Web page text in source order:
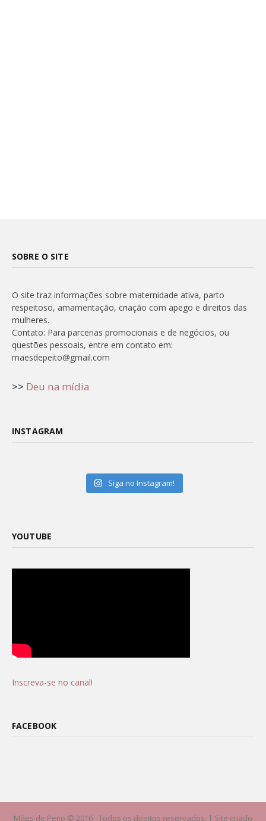
SOBRE O SITE
O site traz informações sobre maternidade ativa, parto
respeitoso, amamentação, criação com apego e direitos das
mulheres.
Contato: Para parcerias promocionais e de negócios, ou
questões pessoais, entre em contato em:
maesdepeito@gmail.com
>> Deu na mídia
INSTAGRAM
Siga no Instagram!
YOUTUBE
Inscreva-se no canal!
FACEBOOK
Mães de Peito © 2016 - Todos os direitos reservados. | Site criado